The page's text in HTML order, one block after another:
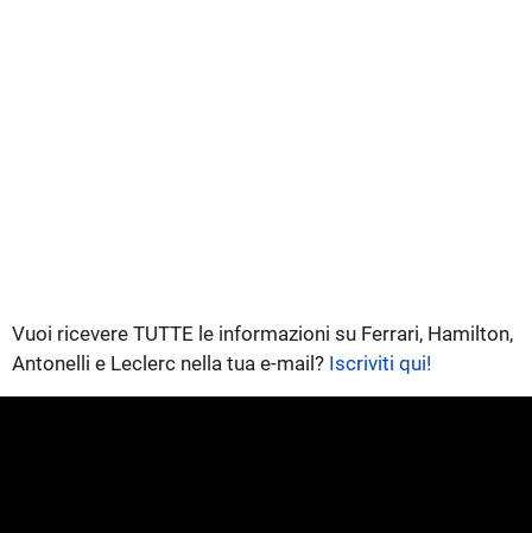
Vuoi ricevere TUTTE le informazioni su Ferrari, Hamilton,
Antonelli e Leclerc nella tua e-mail? Iscriviti qui!